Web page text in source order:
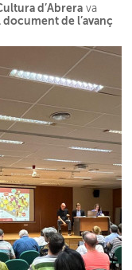
d’Abrera va
de l’avanç